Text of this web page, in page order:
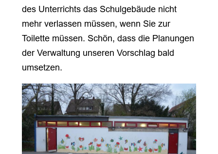
des Unterrichts das Schulgebäude nicht
mehr verlassen müssen, wenn Sie zur
Toilette müssen. Schön, dass die Planungen
der Verwaltung unseren Vorschlag bald
umsetzen.